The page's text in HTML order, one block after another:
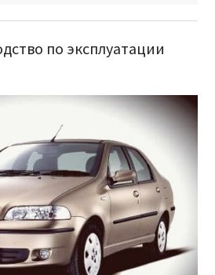
по эксплуатации